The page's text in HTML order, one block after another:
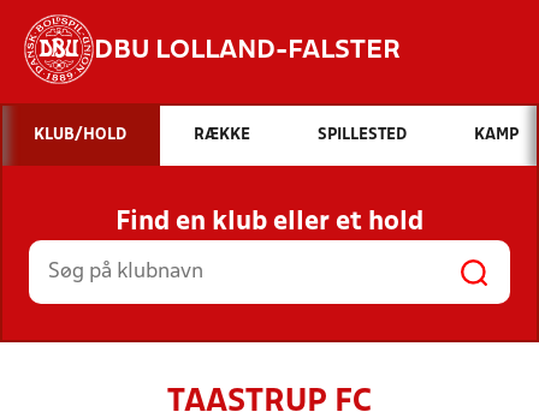
DBU LOLLAND-FALSTER
Hvad vil du søge efter?
INDHOLD OG NYHEDER
STILLINGER, RESULTATER, KLUBBER OG
HOLD
KLUB/HOLD RÆKKE SPILLESTED KAMP
Find en klub eller et hold
TAASTRUP FC